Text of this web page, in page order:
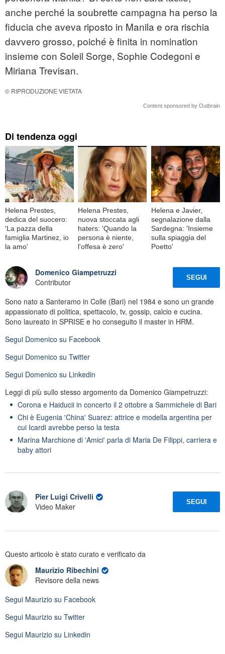
anche perché la soubrette campagna ha perso la
fiducia che aveva riposto in Manila e ora rischia
davvero grosso, poiché è finita in nomination
insieme con Soleil Sorge, Sophie Codegoni e
Miriana Trevisan.
© RIPRODUZIONE VIETATA
Content sponsored by Outbrain
Di tendenza oggi
Helena Prestes,
dedica del suocero:
'La pazza della
famiglia Martinez, io
la amo'
Helena Prestes,
nuova stoccata agli
haters: 'Quando la
persona è niente,
l'offesa è zero'
Helena e Javier,
segnalazione dalla
Sardegna: 'Insieme
sulla spiaggia del
Poetto'
Domenico Giampetruzzi
Contributor
SEGUI
Sono nato a Santeramo in Colle (Bari) nel 1984 e sono un grande
appassionato di politica, spettacolo, tv, gossip, calcio e cucina.
Sono laureato in SPRISE e ho conseguito il master in HRM.
Segui Domenico su Facebook
Segui Domenico su Twitter
Segui Domenico su Linkedin
Leggi di più sullo stesso argomento da Domenico Giampetruzzi:
Corona e Haiducii in concerto il 2 ottobre a Sammichele di Bari
Chi è Eugenia 'China' Suarez: attrice e modella argentina per
cui Icardi avrebbe perso la testa
Marina Marchione di 'Amici' parla di Maria De Filippi, carriera e
baby attori
Pier Luigi Crivelli
Video Maker
SEGUI
Questo articolo è stato curato e verificato da
Maurizio Ribechini
Revisore della news
Segui Maurizio su Facebook
Segui Maurizio su Twitter
Segui Maurizio su Linkedin